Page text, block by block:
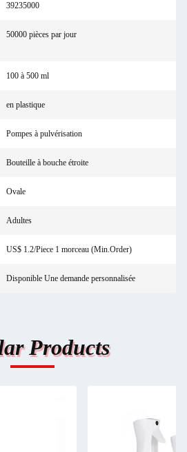
39235000
50000 pièces par jour
100 à 500 ml
en plastique
Pompes à pulvérisation
Bouteille à bouche étroite
Ovale
Adultes
US$ 1.2/Piece 1 morceau (Min.Order)
Disponible Une demande personnalisée
Products